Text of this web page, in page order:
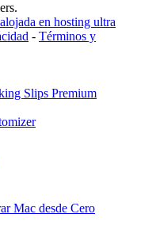
en hosting ultra
- Términos y
Slips Premium